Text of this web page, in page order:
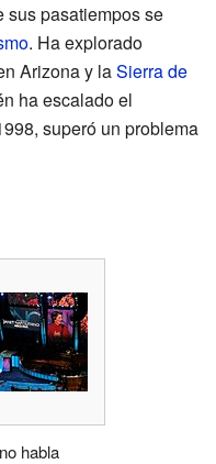
sus pasatiempos se
. Ha explorado
Arizona y laSierra de
ha escalado el
superó un problema
habla